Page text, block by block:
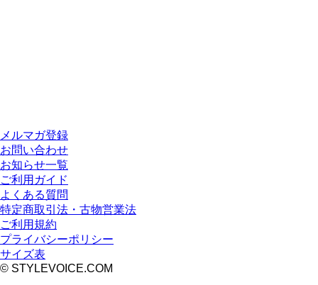
メルマガ登録
お問い合わせ
お知らせ一覧
ご利用ガイド
よくある質問
特定商取引法・古物営業法
ご利用規約
プライバシーポリシー
サイズ表
© STYLEVOICE.COM